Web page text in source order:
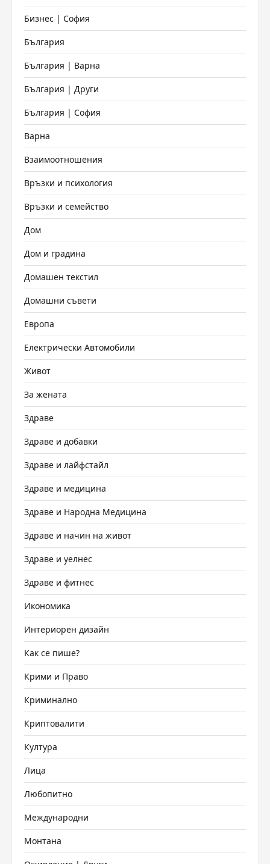
Бизнес | София
България
България | Варна
България | Други
България | София
Варна
Взаимоотношения
Връзки и психология
Връзки и семейство
Дом
Дом и градина
Домашен текстил
Домашни съвети
Европа
Електрически Автомобили
Живот
За жената
Здраве
Здраве и добавки
Здраве и лайфстайл
Здраве и медицина
Здраве и Народна Медицина
Здраве и начин на живот
Здраве и уелнес
Здраве и фитнес
Икономика
Интериорен дизайн
Как се пише?
Крими и Право
Криминално
Криптовалити
Култура
Лица
Любопитно
Международни
Монтана